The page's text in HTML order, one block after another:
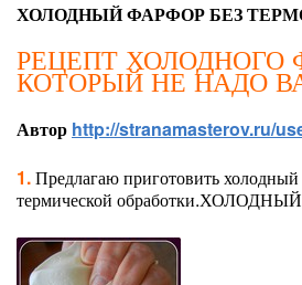
ХОЛОДНЫЙ ФАРФОР БЕЗ
РЕЦЕПТ ХОЛОДНОГО
КОТОРЫЙ НЕ НАДО
Автор http://stranamasterov.ru/
1.Предлагаю приготовить
термической